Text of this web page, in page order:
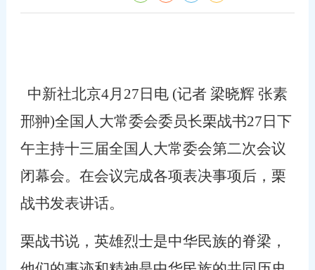
中新社北京4月 27 日电(记者 梁晓辉 张素
邢翀)全国人大常委会委员长栗战书27 日下
午主持十三届全国人大常委会第二次会议
闭幕会。在会议完成各项表决事项后，栗
战书发表讲话。
栗战书说，英雄烈士是中华民族的脊梁，